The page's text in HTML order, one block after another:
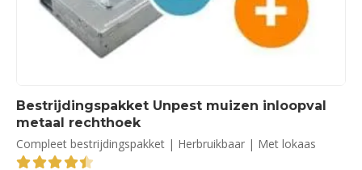
Bestrijdingspakket Unpest muizen inloopval
metaal rechthoek
Compleet bestrijdingspakket | Herbruikbaar | Met lokaas